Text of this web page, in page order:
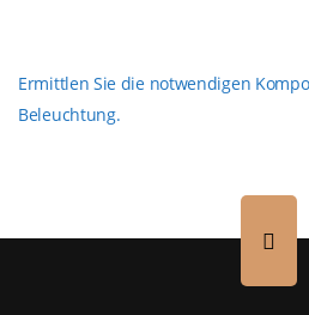
Ermittlen Sie die notwendigen
Beleuchtung.